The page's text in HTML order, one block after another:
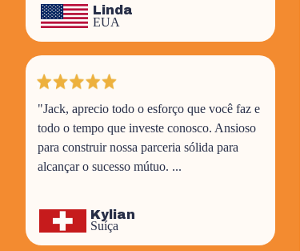
"Jack, aprecio todo o esforço que você faz e
todo o tempo que investe conosco. Ansioso
para construir nossa parceria sólida para
alcançar o sucesso mútuo. ...
Linda
EUA
Kylian
Suíça